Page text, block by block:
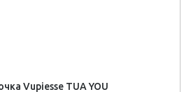
Vupiesse TUA YOU